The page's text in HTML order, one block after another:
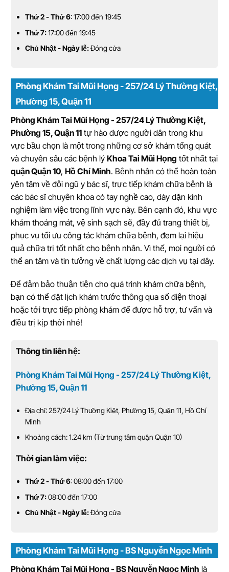
Thứ 2 - Thứ 6: 17:00 đến 19:45
Thứ 7:17:00 đến 19:45
Chủ Nhật - Ngày lễ:Đóng cửa
Phòng Khám Tai Mũi Họng - 257/24 Lý Thường Kiệt,
Phường 15, Quận 11
Phòng Khám Tai Mũi Họng - 257/24 Lý Thường Kiệt,
Phường 15, Quận 11 tự hào được người dân trong khu
vực bầu chọn là một trong những cơ sở khám tổng quát
và chuyên sâu các bệnh lý Khoa Tai Mũi Họng tốt nhất tại
quận Quận 10, Hồ Chí Minh. Bệnh nhân có thể hoàn toàn
yên tâm về đội ngũ y bác sĩ, trực tiếp khám chữa bệnh là
các bác sĩ chuyên khoa có tay nghề cao, dày dặn kinh
nghiệm làm việc trong lĩnh vực này. Bên cạnh đó, khu vực
khám thoáng mát, vệ sinh sạch sẽ, đầy đủ trang thiết bị,
phục vụ tối ưu công tác khám chữa bệnh, đem lại hiệu
quả chữa trị tốt nhất cho bệnh nhân. Vì thế, mọi người có
thể an tâm và tin tưởng về chất lượng các dịch vụ tại đây.
Để đảm bảo thuận tiện cho quá trình khám chữa bệnh,
bạn có thể đặt lịch khám trước thông qua số điện thoại
hoặc tới trực tiếp phòng khám để được hỗ trợ, tư vấn và
điều trị kịp thời nhé!
Thông tin liên hệ:
Phòng Khám Tai Mũi Họng - 257/24 Lý Thường Kiệt,
Phường 15, Quận 11
Địa chỉ: 257/24 Lý Thường Kiệt, Phường 15, Quận 11, Hồ Chí
Minh
Khoảng cách: 1.24 km (Từ trung tâm quận Quận 10)
Thời gian làm việc:
Thứ 2 - Thứ 6: 08:00 đến 17:00
Thứ 7:08:00 đến 17:00
Chủ Nhật - Ngày lễ:Đóng cửa
Phòng Khám Tai Mũi Họng - BS Nguyễn Ngọc Minh
Phòng Khám Tai Mũi Họng - BS Nguyễn Ngọc Minh là